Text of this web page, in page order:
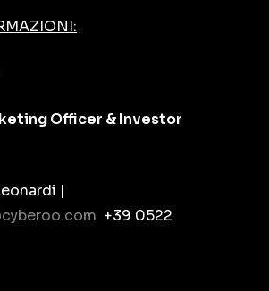
Officer & Investor
|
+39 0522